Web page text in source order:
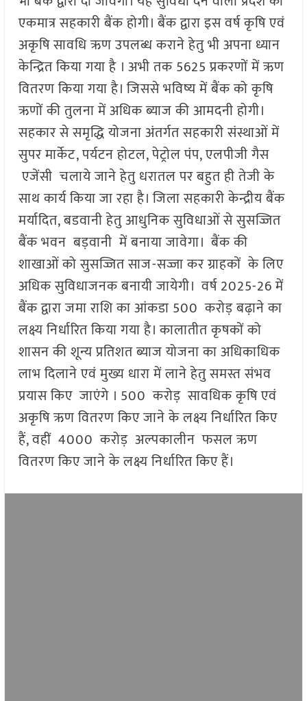
एकमात्र सहकारी बैंक होगी। बैंक द्वारा इस वर्ष कृषि एवं
अकृषि सावधि ऋण उपलब्ध कराने हेतु भी अपना ध्यान
केन्द्रित किया गया है । अभी तक 5625 प्रकरणों में ऋण
वितरण किया गया है। जिससे भविष्य में बैंक को कृषि
ऋणों की तुलना में अधिक ब्याज की आमदनी होगी।
सहकार से समृद्धि योजना अंतर्गत सहकारी संस्थाओं में
सुपर मार्केट, पर्यटन होटल, पेट्रोल पंप, एलपीजी गैस
एजेंसी चलाये जाने हेतु धरातल पर बहुत ही तेजी के
साथ कार्य किया जा रहा है। जिला सहकारी केन्द्रीय बैंक
मर्यादित, बडवानी हेतु आधुनिक सुविधाओं से सुसज्जित
बैंक भवन बड़वानी में बनाया जावेगा। बैंक की
शाखाओं को सुसज्जित साज-सज्जा कर ग्राहकों के लिए
अधिक सुविधाजनक बनायी जायेगी। वर्ष 2025-26 में
बैंक द्वारा जमा राशि का आंकडा 500 करोड़ बढ़ाने का
लक्ष्य निर्धारित किया गया है। कालातीत कृषकों को
शासन की शून्य प्रतिशत ब्याज योजना का अधिकाधिक
लाभ दिलाने एवं मुख्य धारा में लाने हेतु समस्त संभव
प्रयास किए जाएंगे । 500 करोड़ सावधिक कृषि एवं
अकृषि ऋण वितरण किए जाने के लक्ष्य निर्धारित किए
हैं, वहीं 4000 करोड़ अल्पकालीन फसल ऋण
वितरण किए जाने के लक्ष्य निर्धारित किए हैं।